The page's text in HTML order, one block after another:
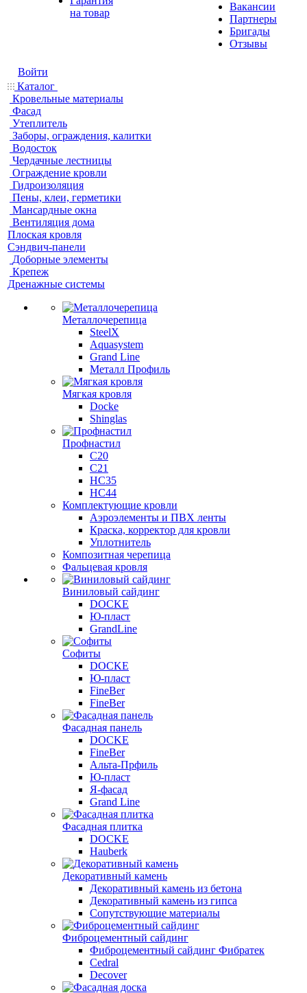
на товар
Вакансии
Партнеры
Бригады
Отзывы
Войти
Каталог
Кровельные материалы
Фасад
Утеплитель
Заборы, ограждения, калитки
Водосток
Чердачные лестницы
Ограждение кровли
Гидроизоляция
Пены, клеи, герметики
Мансардные окна
Вентиляция дома
Плоская кровля
Сэндвич-панели
Доборные элементы
Крепеж
Дренажные системы
Металлочерепица
SteelX
Aquasystem
Grand Line
Металл Профиль
Мягкая кровля
Docke
Shinglas
Профнастил
C20
C21
НС35
НС44
Комплектующие кровли
Аэроэлементы и ПВХ ленты
Краска, корректор для кровли
Уплотнитель
Композитная черепица
Фальцевая кровля
Виниловый сайдинг
DOCKE
Ю-пласт
GrandLine
Софиты
DOCKE
Ю-пласт
FineBer
FineBer
Фасадная панель
DOCKE
FineBer
Альта-Прфиль
Ю-пласт
Я-фасад
Grand Line
Фасадная плитка
DOCKE
Hauberk
Декоративный камень
Декоративный камень из бетона
Декоративный камень из гипса
Сопутствующие материалы
Фиброцементный сайдинг
Фиброцементный сайдинг Фибратек
Cedral
Decover